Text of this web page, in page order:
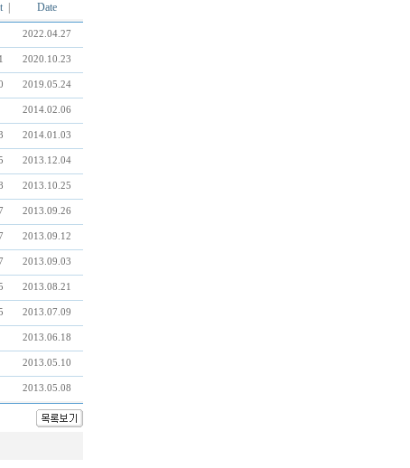
Date
2022.04.27
2020.10.23
2019.05.24
2014.02.06
2014.01.03
2013.12.04
2013.10.25
2013.09.26
2013.09.12
2013.09.03
2013.08.21
2013.07.09
2013.06.18
2013.05.10
2013.05.08